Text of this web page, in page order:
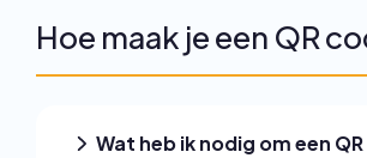
Hoe maak je een QR
Wat heb ik nodig om een